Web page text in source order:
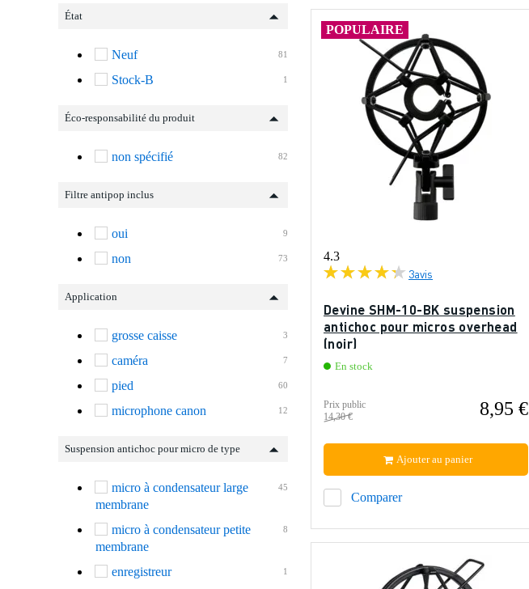
État
81
Neuf
1
Stock-B
Éco-responsabilité du produit
82
non spécifié
Filtre antipop inclus
9
oui
73
non
Application
3
grosse caisse
7
caméra
60
pied
12
microphone canon
Suspension antichoc pour micro de type
45
micro à condensateur large
membrane
8
micro à condensateur petite
membrane
1
enregistreur
POPULAIRE
4.3
3avis
Devine SHM-10-BK suspension
antichoc pour micros overhead
(noir)
En stock
Prix public
14,30 €
8,95 €
Comparer
Ajouter au panier